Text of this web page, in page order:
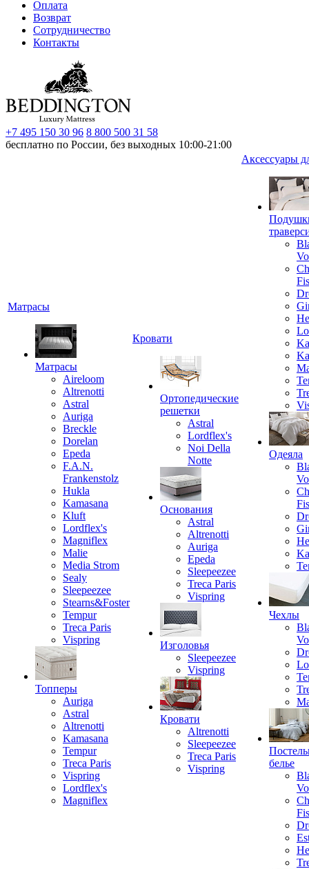
Оплата
Возврат
Сотрудничество
Контакты
+7 495 150 30 96 8 800 500 31 58
бесплатно по России, без выходных 10:00-21:00
Матрасы
Матрасы
Aireloom
Altrenotti
Astral
Auriga
Breckle
Dorelan
Epeda
F.A.N.
Frankenstolz
Hukla
Kamasana
Kluft
Lordflex's
Magniflex
Malie
Media Strom
Sealy
Sleepeezee
Stearns&Foster
Tempur
Treca Paris
Vispring
Топперы
Auriga
Astral
Altrenotti
Kamasana
Tempur
Treca Paris
Vispring
Lordflex's
Magniflex
Кровати
Ортопедические
решетки
Astral
Lordflex's
Noi Della
Notte
Основания
Astral
Altrenotti
Auriga
Epeda
Sleepeezee
Treca Paris
Vispring
Изголовья
Sleepeezee
Vispring
Кровати
Altrenotti
Sleepeezee
Treca Paris
Vispring
Аксессуары
Одеяла
Чехлы
белье